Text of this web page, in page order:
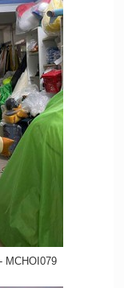
MCHOI079